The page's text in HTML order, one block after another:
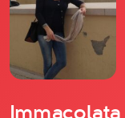
TikTok
Immacolata